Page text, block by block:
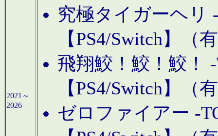
2021～
2026
究極タイガーヘリ
【PS4/Switch】（
飛翔鮫！鮫！鮫！
【PS4/Switch】（
ゼロファイアー -